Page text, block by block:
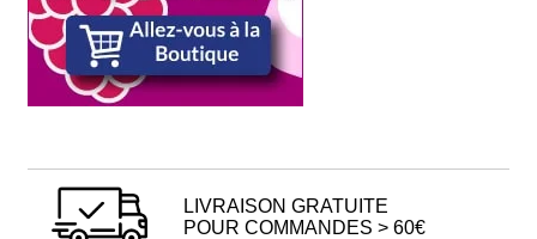
LIVRAISON GRATUITE
POUR COMMANDES > 60€